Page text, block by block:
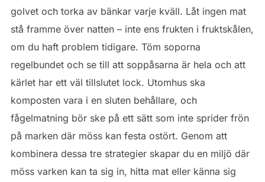
golvet och torka av bänkar varje kväll. Låt ingen mat
stå framme över natten – inte ens frukten i fruktskålen,
om du haft problem tidigare. Töm soporna
regelbundet och se till att soppåsarna är hela och att
kärlet har ett väl tillslutet lock. Utomhus ska
komposten vara i en sluten behållare, och
fågelmatning bör ske på ett sätt som inte sprider frön
på marken där möss kan festa ostört. Genom att
kombinera dessa tre strategier skapar du en miljö där
möss varken kan ta sig in, hitta mat eller känna sig